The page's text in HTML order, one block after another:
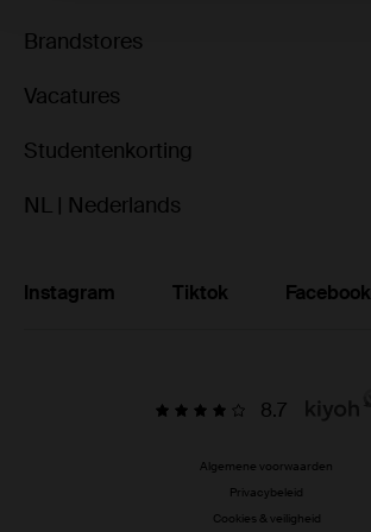
Brandstores
Vacatures
Studentenkorting
NL | Nederlands
Instagram Tiktok Facebook
8.7
Algemene voorwaarden
Privacybeleid
Cookies & veiligheid